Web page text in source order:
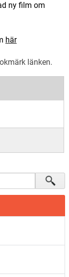
ny film om
här
länken.